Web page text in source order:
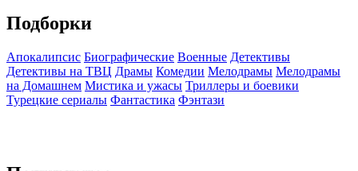
Подборки
Апокалипсис Биографические Военные Детективы
Детективы на ТВЦ Драмы Комедии Мелодрамы Мелодрамы
на Домашнем Мистика и ужасы Триллеры и боевики
Турецкие сериалы Фантастика Фэнтази